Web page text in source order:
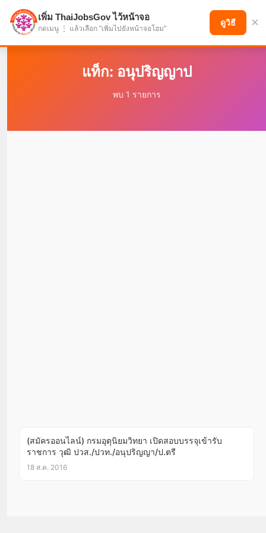
แบ่งปันโอกาส เพื่ออนาคตที่ก้าวหน้า
แท็ก: อนุปริญญาป
พบ 1 รายการ
(สมัครออนไลน์) กรมอุตุนิยมวิทยา เปิดสอบบรรจุเข้ารับ
ราชการ วุฒิ ปวส./ปวท./อนุปริญญา/ป.ตรี
18 ส.ค. 2016
เพิ่ม ThaiJobsGov ไว้หน้าจอ
กดเมนู ⋮ แล้วเลือก "เพิ่มไปยังหน้าจอโฮม"
ดูวิธี ×